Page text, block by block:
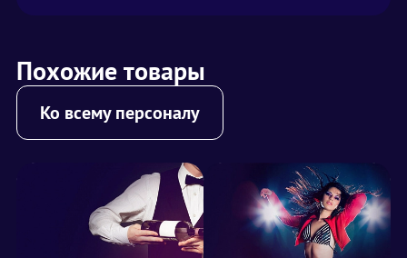
Похожие товары
Ко всему персоналу